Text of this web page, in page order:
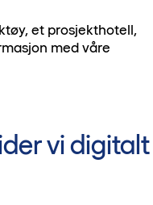
et prosjekthotell,
med våre
vi digitalt